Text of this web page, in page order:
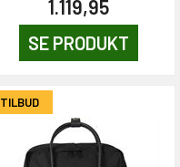
1.119,95
SE PRODUKT
TILBUD